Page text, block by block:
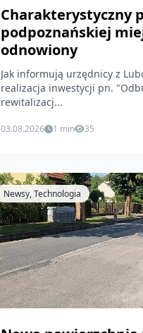
Charakterystyczny
podpoznańskiej
odnowiony
Jak informują urzędnicy z
realizacja inwestycji pn.
rewitalizacj...
03.08.2026 1 min 35
Newsy, Technologia